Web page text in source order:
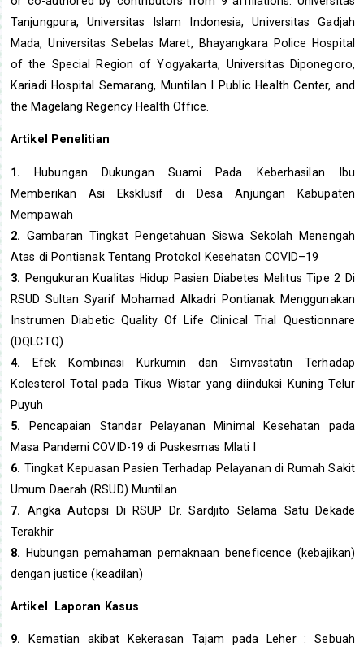
Tanjungpura, Universitas Islam Indonesia, Universitas Gadjah
Mada, Universitas Sebelas Maret, Bhayangkara Police Hospital
of the Special Region of Yogyakarta, Universitas Diponegoro,
Kariadi Hospital Semarang, Muntilan I Public Health Center, and
the Magelang Regency Health Office.
Artikel Penelitian
1.
Hubungan Dukungan Suami Pada Keberhasilan Ibu
Memberikan Asi Eksklusif di Desa Anjungan Kabupaten
Mempawah
2.Gambaran Tingkat Pengetahuan Siswa Sekolah Menengah
Atas di Pontianak Tentang Protokol Kesehatan COVID–19
3. Pengukuran Kualitas Hidup Pasien Diabetes Melitus Tipe 2 Di
RSUD Sultan Syarif Mohamad Alkadri Pontianak Menggunakan
Instrumen Diabetic Quality Of Life Clinical Trial Questionnare
(DQLCTQ)
4.
Efek Kombinasi Kurkumin dan Simvastatin Terhadap
Kolesterol Total pada Tikus Wistar yang diinduksi Kuning Telur
Puyuh
5.
Pencapaian Standar Pelayanan Minimal Kesehatan pada
Masa Pandemi COVID-19 di Puskesmas Mlati I
6. Tingkat Kepuasan Pasien Terhadap Pelayanan di Rumah Sakit
Umum Daerah (RSUD) Muntilan
7. Angka Autopsi Di RSUP Dr. Sardjito Selama Satu Dekade
Terakhir
8.
Hubungan pemahaman pemaknaan beneficence (kebajikan)
dengan justice (keadilan)
Artikel Laporan Kasus
9.
Kematian akibat Kekerasan Tajam pada Leher : Sebuah